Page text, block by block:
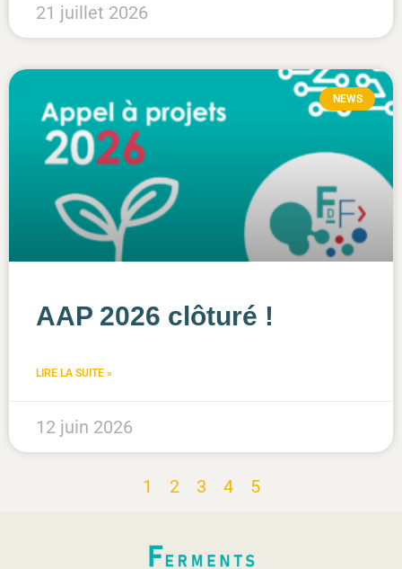
21 juillet 2026
NEWS
AAP 2026 clôturé !
LIRE LA SUITE »
12 juin 2026
1 2 3 4 5